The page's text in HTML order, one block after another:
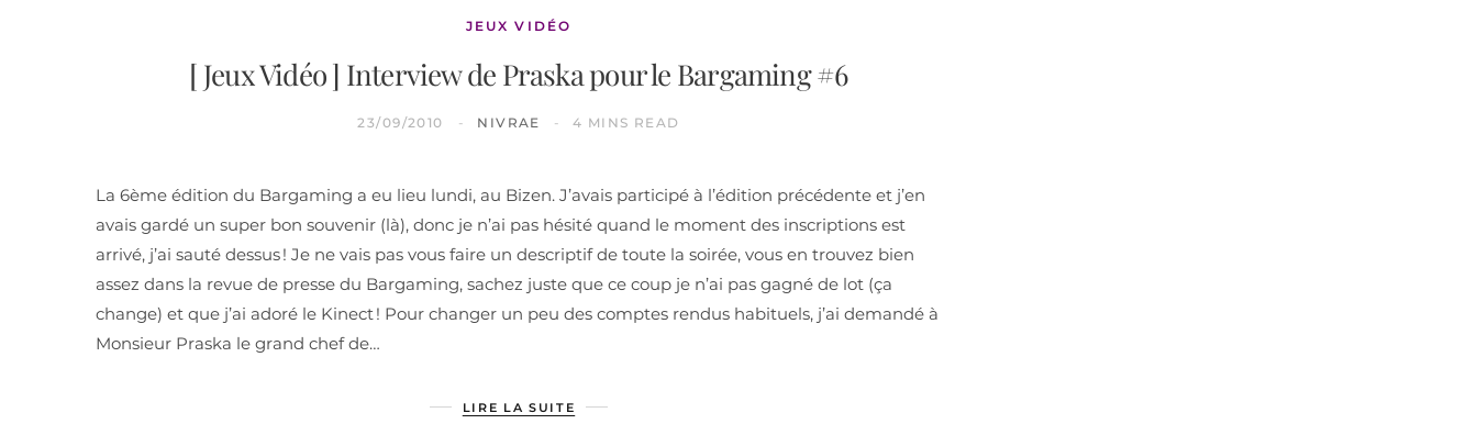
JEUX VIDÉO
[ Jeux Vidéo ] Interview de Praska pour le Bargaming #6
23/09/2010 NIVRAE 4 MINS READ
La 6ème édition du Bargaming a eu lieu lundi, au Bizen. J’avais participé à l’édition précédente et j’en
avais gardé un super bon souvenir (là), donc je n’ai pas hésité quand le moment des inscriptions est
arrivé, j’ai sauté dessus ! Je ne vais pas vous faire un descriptif de toute la soirée, vous en trouvez bien
assez dans la revue de presse du Bargaming, sachez juste que ce coup je n’ai pas gagné de lot (ça
change) et que j’ai adoré le Kinect ! Pour changer un peu des comptes rendus habituels, j’ai demandé à
Monsieur Praska le grand chef de…
LIRE LA SUITE